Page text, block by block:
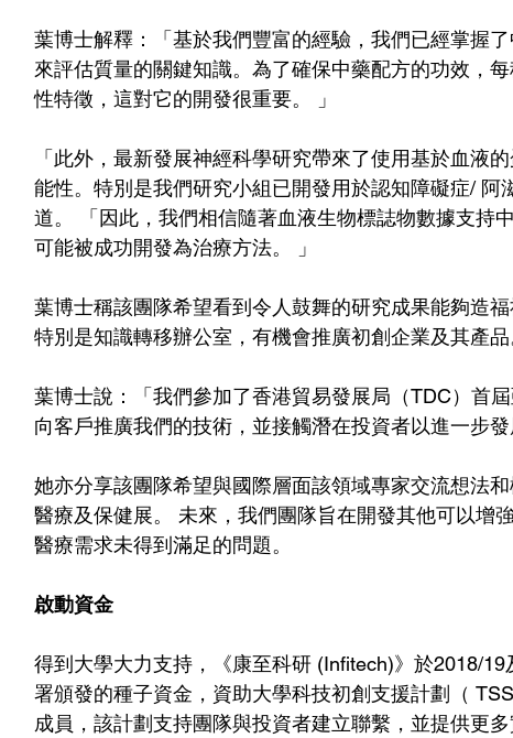
葉博士解釋：「基於我們豐富的經驗，我們已經掌握
來評估質量的關鍵知識。為了確保中藥配方的功效，
性特徵，這對它的開發很重要。 」
「此外，最新發展神經科學研究帶來了使用基於血液
能性。特別是我們研究小組已開發用於認知障礙症/ 阿
道。 「因此，我們相信隨著血液生物標誌物數據支持
可能被成功開發為治療方法。 」
葉博士稱該團隊希望看到令人鼓舞的研究成果能夠造
特別是知識轉移辦公室，有機會推廣初創企業及其產品
葉博士說：「我們參加了香港貿易發展局（TDC）首
向客戶推廣我們的技術，並接觸潛在投資者以進一步發
她亦分享該團隊希望與國際層面該領域專家交流想法
醫療及保健展。 未來，我們團隊旨在開發其他可以增
醫療需求未得到滿足的問題。
啟動資金
得到大學大力支持，《康至科研 (Infitech)》於2018/
署頒發的種子資金，資助大學科技初創支援計劃（
成員，該計劃支持團隊與投資者建立聯繫，並提供更